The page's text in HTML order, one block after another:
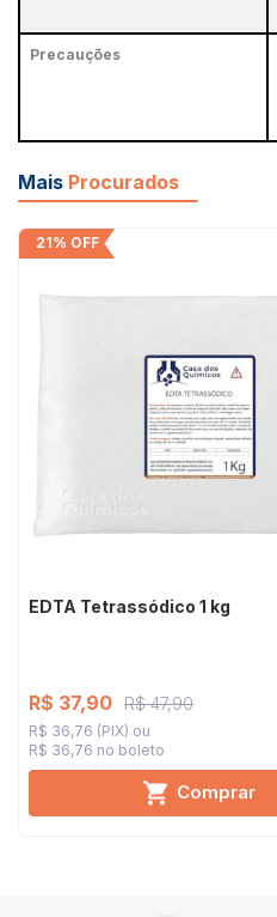
Precauções
Mais Procurados
21% OFF
EDTA Tetrassódico 1 kg
R$ 47,90
R$ 37,90
R$ 36,76 (PIX)
R$ 36,76 no boleto
Comprar